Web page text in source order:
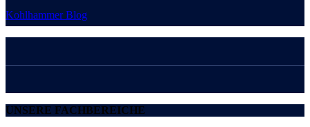
Kohlhammer Blog
UNSERE FACHBEREICHE